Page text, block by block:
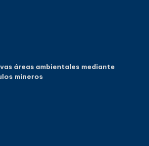
áreas ambientales mediante
mineros